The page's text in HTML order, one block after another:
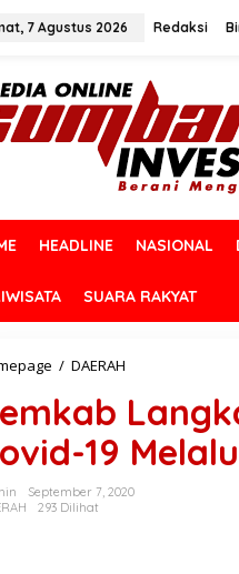
7 Agustus 2026 Redaksi
HEADLINE NASIONAL
SUARA RAKYAT
/ DAERAH
m
k
a
b
L
19
September 7, 2020
293 Dilihat